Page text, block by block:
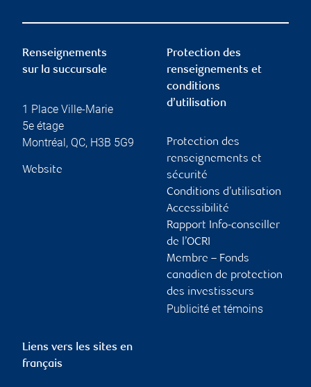
Renseignements
sur la succursale
1 Place Ville-Marie
5e étage
Montréal , QC, H3B 5G9
Website
Protection des
renseignements et
conditions
d’utilisation
Protection des
renseignements et
sécurité
Conditions d’utilisation
Accessibilité
Rapport Info-conseiller
de l’OCRI
Membre – Fonds
canadien de protection
des investisseurs
Publicité et témoins
Liens vers les sites en
français